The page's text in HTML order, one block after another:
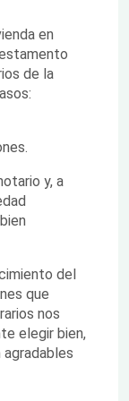
en
de la
y, a
del
que
nos
elegir bien,